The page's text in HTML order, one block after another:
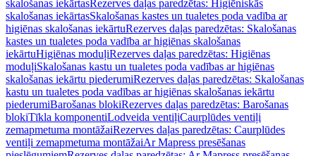
skalošanas iekārtasRezerves daļas paredzētas: Higiēniskās
skalošanas iekārtasSkalošanas kastes un tualetes poda vadība ar
higiēnas skalošanas iekārtuRezerves daļas paredzētas: Skalošanas
kastes un tualetes poda vadība ar higiēnas skalošanas
iekārtuHigiēnas moduļiRezerves daļas paredzētas: Higiēnas
moduļiSkalošanas kastu un tualetes poda vadības ar higiēnas
skalošanas iekārtu piederumiRezerves daļas paredzētas: Skalošanas
kastu un tualetes poda vadības ar higiēnas skalošanas iekārtu
piederumiBarošanas blokiRezerves daļas paredzētas: Barošanas
blokiTīkla komponentiLodveida ventiļiCaurplūdes ventiļi
zemapmetuma montāžaiRezerves daļas paredzētas: Caurplūdes
ventiļi zemapmetuma montāžaiAr Mapress presēšanas